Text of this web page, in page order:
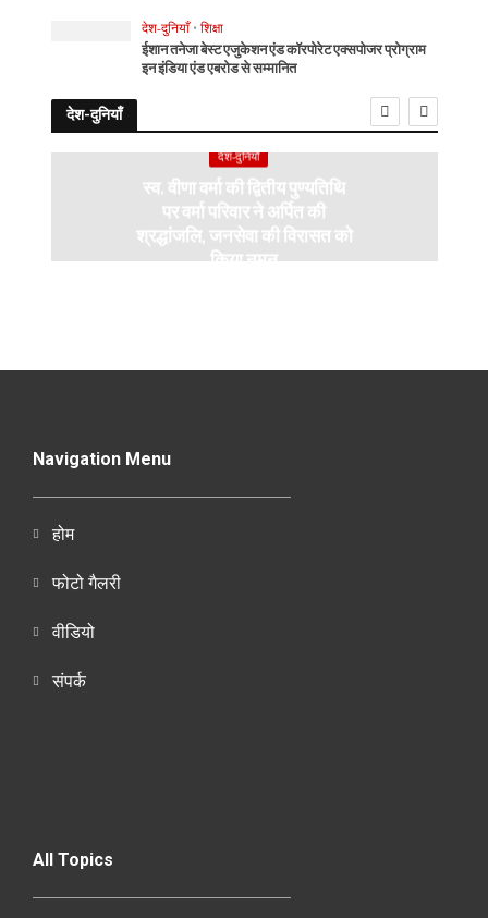
देश-दुनियाँ • शिक्षा
ईशान तनेजा बेस्ट एजुकेशन एंड कॉरपोरेट एक्सपोजर प्रोग्राम
इन इंडिया एंड एबरोड से सम्मानित
देश-दुनियाँ
देश-दुनियाँ
स्व. वीणा वर्मा की द्वितीय पुण्यतिथि
पर वर्मा परिवार ने अर्पित की
श्रद्धांजलि, जनसेवा की विरासत को
किया नमन
Navigation Menu
होम
फोटो गैलरी
वीडियो
संपर्क
All Topics